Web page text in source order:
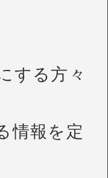
する方々
情報を定